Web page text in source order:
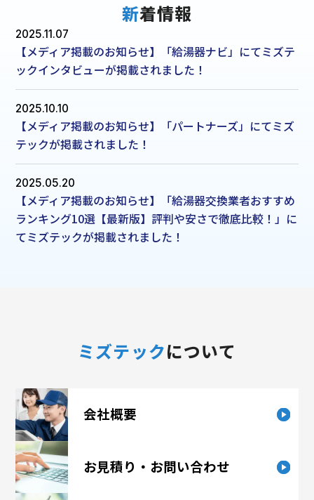
新着情報
2025.11.07
【メディア掲載のお知らせ】「給湯器ナビ」にてミズテ
ックインタビューが掲載されました！
2025.10.10
【メディア掲載のお知らせ】「パートナーズ」にてミズ
テックが掲載されました！
2025.05.20
【メディア掲載のお知らせ】「給湯器交換業者おすすめ
ランキング10選【最新版】評判や安さで徹底比較！」に
てミズテックが掲載されました！
ミズテックについて
会社概要
お見積り・お問い合わせ